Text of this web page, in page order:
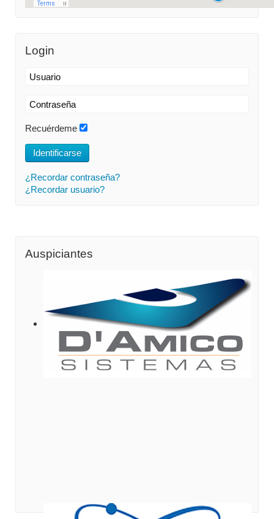
Login
Recuérdeme
Identificarse
¿Recordar contraseña?
¿Recordar usuario?
Auspiciantes